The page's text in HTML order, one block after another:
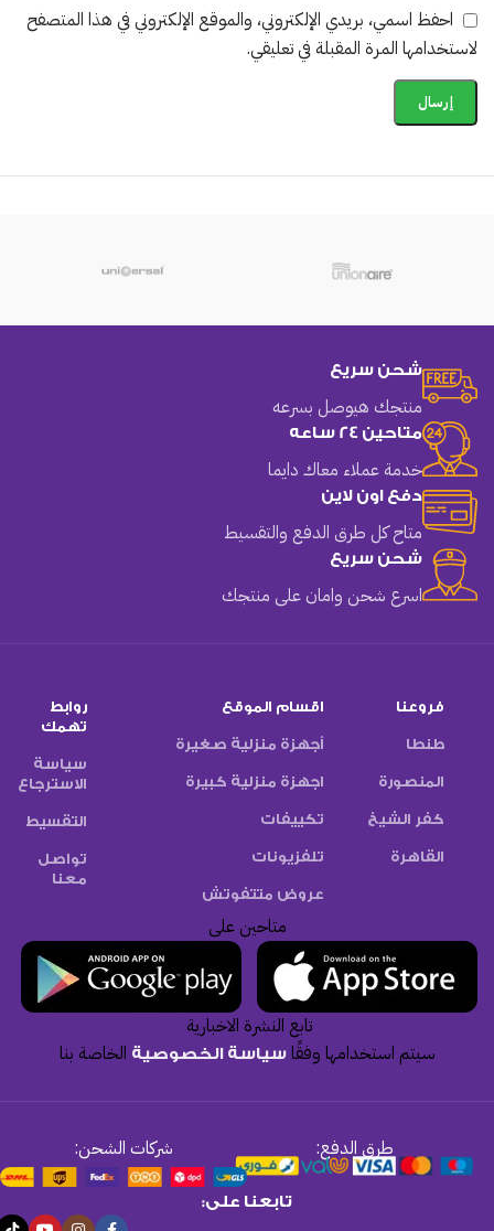
احفظ اسمي، بريدي الإلكتروني، والموقع الإلكتروني في هذا المتصفح
لاستخدامها المرة المقبلة في تعليقي.
شحن سريع
منتجك هيوصل بسرعه
متاحين 24 ساعه
خدمة عملاء معاك دايما
دفع اون لاين
متاح كل طرق الدفع والتقسيط
شحن سريع
اسرع شحن وامان على منتجك
فروعنا
طنطا
المنصورة
كفر الشيخ
القاهرة
اقسام الموقع
أجهزة منزلية صغيرة
اجهزة منزلية كبيرة
تكييفات
تلفزيونات
عروض متتفوتش
روابط
تهمك
سياسة
الاسترجاع
التقسيط
تواصل
معنا
متاحين على
تابع النشرة الاخبارية
سيتم استخدامها وفقًاسياسة الخصوصية الخاصة بنا
طرق الدفع: شركات الشحن:
تابعنا على: